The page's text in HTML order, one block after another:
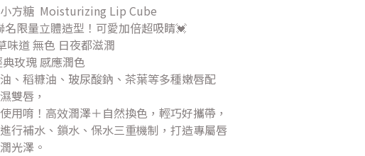
方糖  Moisturizing Lip Cube
名限量立體造型！可愛加倍超吸睛💓
味道 無色 日夜都滋潤
玫瑰 感應潤色
、稻糠油、玻尿酸鈉、茶葉等多種嫩唇配
雙唇，
用唷！高效潤澤＋自然換色，輕巧好攜帶，
行補水、鎖水、保水三重機制，打造專屬唇
光澤。